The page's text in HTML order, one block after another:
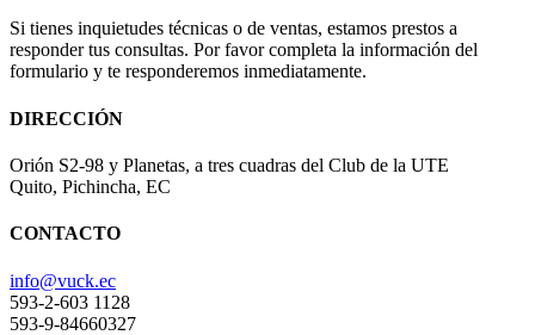
Si tienes inquietudes técnicas o de ventas, estamos prestos a
responder tus consultas. Por favor completa la información del
formulario y te responderemos inmediatamente.
DIRECCIÓN
Orión S2-98 y Planetas, a tres cuadras del Club de la UTE
Quito, Pichincha, EC
CONTACTO
info@vuck.ec
593-2-603 1128
593-9-84660327